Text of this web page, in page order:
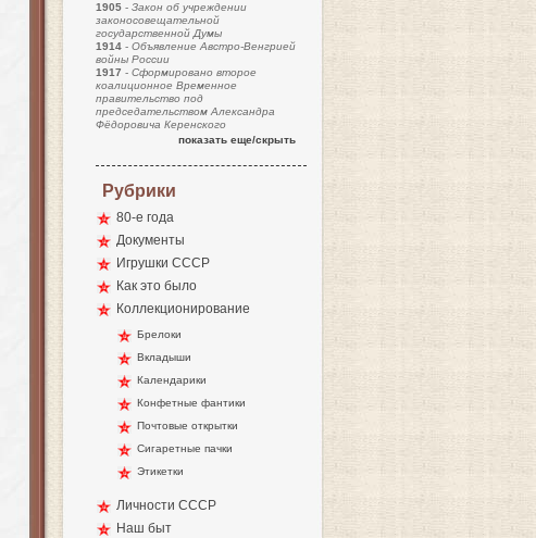
1905 - Закон об учреждении
законосовещательной
государственной Думы
1914 - Объявление Австро-Венгрией
войны России
1917 - Сформировано второе
коалиционное Временное
правительство под
председательством Александра
Фёдоровича Керенского
показать еще/скрыть
Рубрики
80-е года
Документы
Игрушки СССР
Как это было
Коллекционирование
Брелоки
Вкладыши
Календарики
Конфетные фантики
Почтовые открытки
Сигаретные пачки
Этикетки
Личности СССР
Наш быт